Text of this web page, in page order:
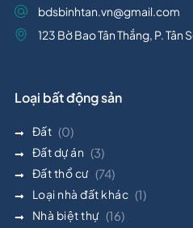
bdsbinhtan.vn@gmail.com
123 Bờ Bao Tân Thắng, P. Tân
Loại bất động sản
Đất (0)
Đất dự án (3)
Đất thổ cư (74)
Loại nhà đất khác (1)
Nhà biệt thự (16)